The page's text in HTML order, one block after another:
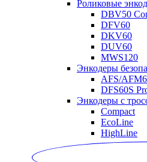
Роликовые
DBV50
DFV60
DKV60
DUV60
MWS120
Энкодеры
AFS/
DFS60S
Энкодеры с
Compact
EcoLine
HighLine